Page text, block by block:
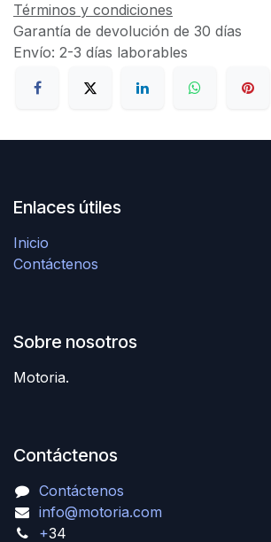
Términos y condiciones
Garantía de devolución de 30 días
Envío: 2-3 días laborables
Enlaces útiles
Inicio
Contáctenos
Sobre nosotros
Motoria.
Contáctenos
Contáctenos
info@motoria.com
+34